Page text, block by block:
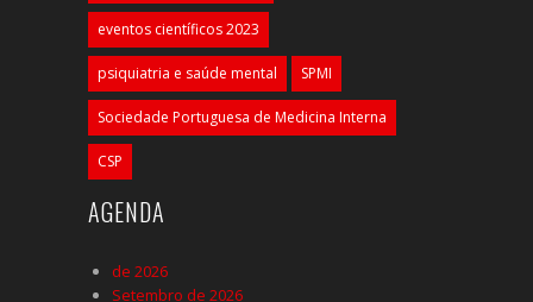
eventos científicos 2023
psiquiatria e saúde mental SPMI
Sociedade Portuguesa de Medicina Interna
CSP
AGENDA
de 2026
Setembro de 2026